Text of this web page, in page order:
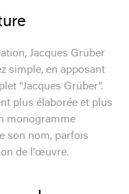
Jacques Grüber
simple, en apposant
"Jacques Grüber".
plus élaborée et plus
monogramme
son nom, parfois
de l'œuvre.